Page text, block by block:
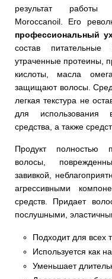
результат работы
Moroccanoil. Его
профессиональный
состав питательные
утраченные протеины,
кислоты, масла
защищают волосы.
легкая текстура не
для использования
средства, а также
Продукт полностью
волосы,
завивкой,
агрессивными
средств. Придает
послушными,
Подходит для всех
Используется как
Уменьшает